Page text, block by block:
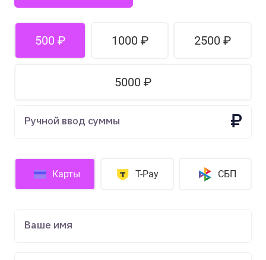
500 ₽ 1000 ₽ 2500 ₽
5000 ₽
Ручной ввод суммы ₽
Карты T-Pay СБП
Ваше имя